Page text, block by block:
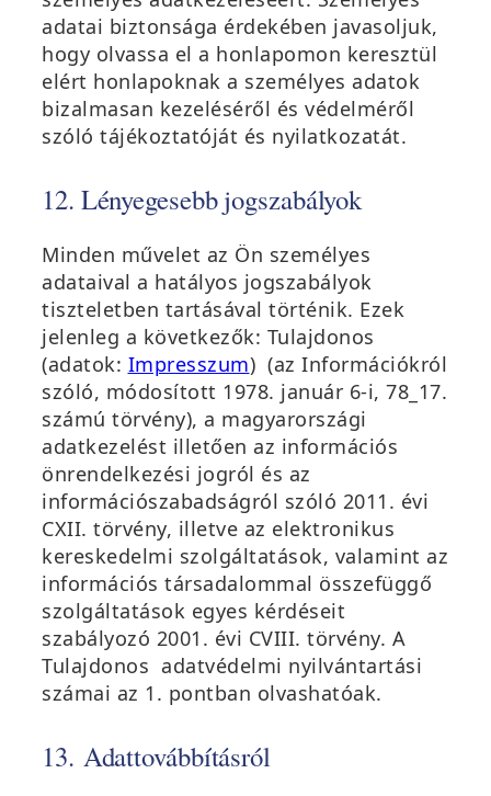
adatai biztonsága érdekében javasoljuk,
hogy olvassa el a honlapomon keresztül
elért honlapoknak a személyes adatok
bizalmasan kezeléséről és védelméről
szóló tájékoztatóját és nyilatkozatát.
12. Lényegesebb jogszabályok
Minden művelet az Ön személyes
adataival a hatályos jogszabályok
tiszteletben tartásával történik. Ezek
jelenleg a következők: Tulajdonos
(adatok: Impresszum) (az Információkról
szóló, módosított 1978. január 6-i, 78_17.
számú törvény), a magyarországi
adatkezelést illetően az információs
önrendelkezési jogról és az
információszabadságról szóló 2011. évi
CXII. törvény, illetve az elektronikus
kereskedelmi szolgáltatások, valamint az
információs társadalommal összefüggő
szolgáltatások egyes kérdéseit
szabályozó 2001. évi CVIII. törvény. A
Tulajdonos adatvédelmi nyilvántartási
számai az 1. pontban olvashatóak.
13. Adattovábbításról